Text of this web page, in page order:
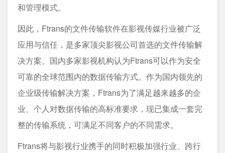
和管理模式。
因此，Ftrans的文件传输软件在影视传媒行业被广泛
应用与信任，是多家顶尖影视公司首选的文件传输解
决方案。国内多家影视机构认为Ftrans可以作为安全
可靠的全球范围内的数据传输方式。作为国内领先的
企业级传输解决方案，Ftrans为了满足越来越多的企
业、个人对数据传输的高标准要求，现已集成一套完
整的传输系统，可满足不同客户的不同需求。
Ftrans将与影视行业携手的同时积极加强行业、跨行